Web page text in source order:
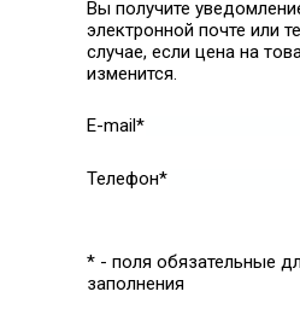
Вы получите
электронной почте или
случае, если цена на
изменится.
E-mail*
Телефон*
* - поля обязательные
заполнения